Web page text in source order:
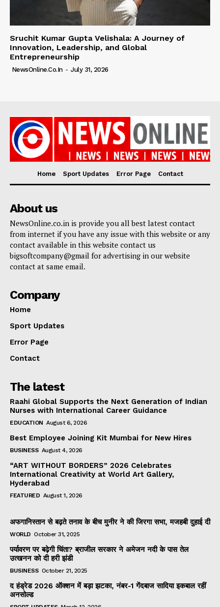
Sruchit Kumar Gupta Velishala: A Journey of
Innovation, Leadership, and Global
Entrepreneurship
NewsOnline.co.in - July 31, 2026
Home Sport Updates Error Page Contact
About us
NewsOnline.co.in is provide you all best latest contact
from internet if you have any issue with this website or any
contact available in this website contact us
bigsoftcompany@gmail for advertising in our website
contact at same email.
Company
Home
Sport Updates
Error Page
Contact
The latest
Raahi Global Supports the Next Generation of Indian
Nurses with International Career Guidance
EDUCATION August 6, 2026
Best Employee Joining Kit Mumbai for New Hires
BUSINESS August 4, 2026
“ART WITHOUT BORDERS” 2026 Celebrates
International Creativity at World Art Gallery,
Hyderabad
FEATURED August 1, 2026
अफगानिस्तान से बढ़ते तनाव के बीच मुनीर ने की जिरगा सभा, मजहबी दुहाई दी
WORLD October 31, 2025
पर्यावरण पर बढ़ेगी चिंता? ब्राजील सरकार ने अमेजन नदी के पास तेल
उत्खनन को दी हरी झंडी
BUSINESS October 21, 2025
द हंड्रेड 2026 ऑक्शन में बड़ा झटका, नंबर-1 गेंदबाज सादिया इकबाल रहीं
अनसोल्ड